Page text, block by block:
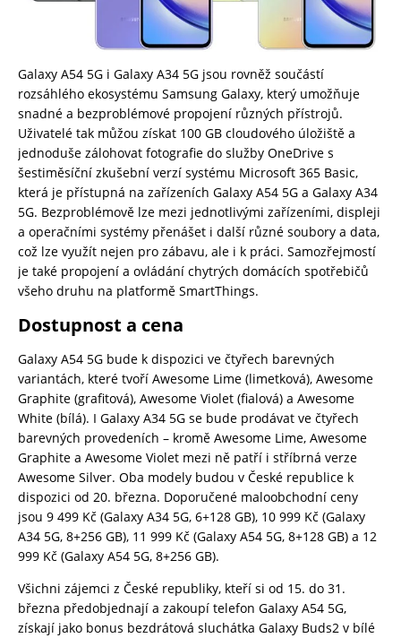
Galaxy A54 5G i Galaxy A34 5G jsou rovněž součástí
rozsáhlého ekosystému Samsung Galaxy, který umožňuje
snadné a bezproblémové propojení různých přístrojů.
Uživatelé tak můžou získat 100 GB cloudového úložiště a
jednoduše zálohovat fotografie do služby OneDrive s
šestiměsíční zkušební verzí systému Microsoft 365 Basic,
která je přístupná na zařízeních Galaxy A54 5G a Galaxy A34
5G. Bezproblémově lze mezi jednotlivými zařízeními, displeji
a operačními systémy přenášet i další různé soubory a data,
což lze využít nejen pro zábavu, ale i k práci. Samozřejmostí
je také propojení a ovládání chytrých domácích spotřebičů
všeho druhu na platformě SmartThings.
Dostupnost a cena
Galaxy A54 5G bude k dispozici ve čtyřech barevných
variantách, které tvoří Awesome Lime (limetková), Awesome
Graphite (grafitová), Awesome Violet (fialová) a Awesome
White (bílá). I Galaxy A34 5G se bude prodávat ve čtyřech
barevných provedeních – kromě Awesome Lime, Awesome
Graphite a Awesome Violet mezi ně patří i stříbrná verze
Awesome Silver. Oba modely budou v České republice k
dispozici od 20. března. Doporučené maloobchodní ceny
jsou 9 499 Kč (Galaxy A34 5G, 6+128 GB), 10 999 Kč (Galaxy
A34 5G, 8+256 GB), 11 999 Kč (Galaxy A54 5G, 8+128 GB) a 12
999 Kč (Galaxy A54 5G, 8+256 GB).
Všichni zájemci z České republiky, kteří si od 15. do 31.
března předobjednají a zakoupí telefon Galaxy A54 5G,
získají jako bonus bezdrátová sluchátka Galaxy Buds2 v bílé